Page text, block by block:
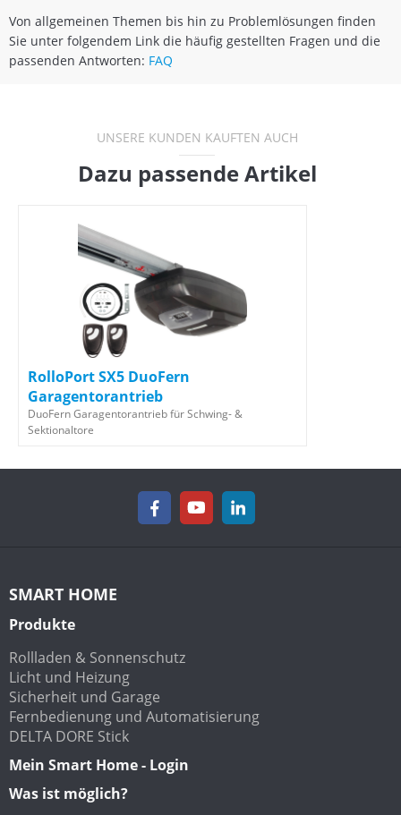
Von allgemeinen Themen bis hin zu Problemlösungen finden
Sie unter folgendem Link die häufig gestellten Fragen und die
passenden Antworten: FAQ
UNSERE KUNDEN KAUFTEN AUCH
Dazu passende Artikel
RolloPort SX5 DuoFern
Garagentorantrieb
DuoFern Garagentorantrieb für Schwing- &
Sektionaltore
SMART HOME
Produkte
Rollladen & Sonnenschutz
Licht und Heizung
Sicherheit und Garage
Fernbedienung und Automatisierung
DELTA DORE Stick
Mein Smart Home - Login
Was ist möglich?